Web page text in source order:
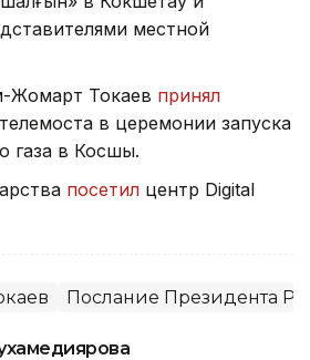
местной
Жомарт Токаев принял
в церемонии запуска
газа в Косшы.
посетил центр Digital
Послание Президента РК